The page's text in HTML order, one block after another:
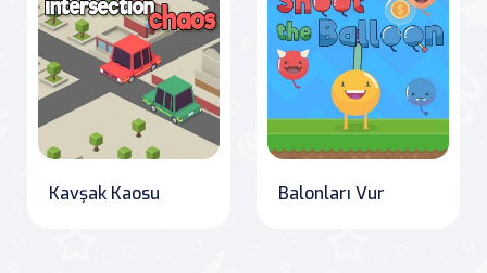
Kavşak Kaosu Balonları Vur